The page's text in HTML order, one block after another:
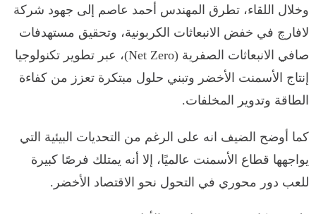
وخلال اللقاء، تطرق المهندس أحمد عاصم إلى جهود شركة
لافارچ في خفض الانبعاثات الكربونية، وتحقيق مستهدفات
صافي الانبعاثات الصفرية (Net Zero)، عبر تطوير تكنولوجيا
إنتاج الأسمنت الأخضر وتبني حلول مبتكرة تعزز من كفاءة
الطاقة وتدوير المخلفات.
كما أوضح الضيف انه على الرغم من التحديات البيئية التي
يواجهها قطاع الأسمنت عالميًا، إلا أنه يمتلك فرصًا كبيرة
للعب دور محوري في التحول نحو الاقتصاد الأخضر.